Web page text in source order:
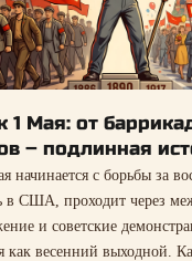
1 Мая: от
– подлинная
начинается с борьбы за
в США, проходит через
и советские
как весенний выходной.